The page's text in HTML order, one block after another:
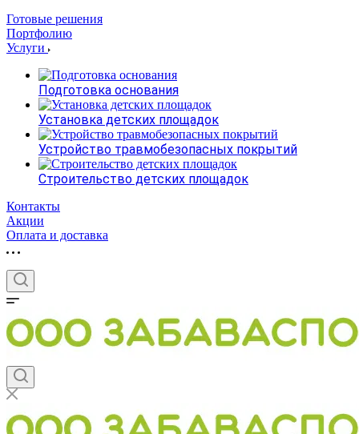
Готовые решения
Портфолию
Услуги
Подготовка основания
Установка детских площадок
Устройство травмобезопасных покрытий
Строительство детских площадок
Контакты
Акции
Оплата и доставка